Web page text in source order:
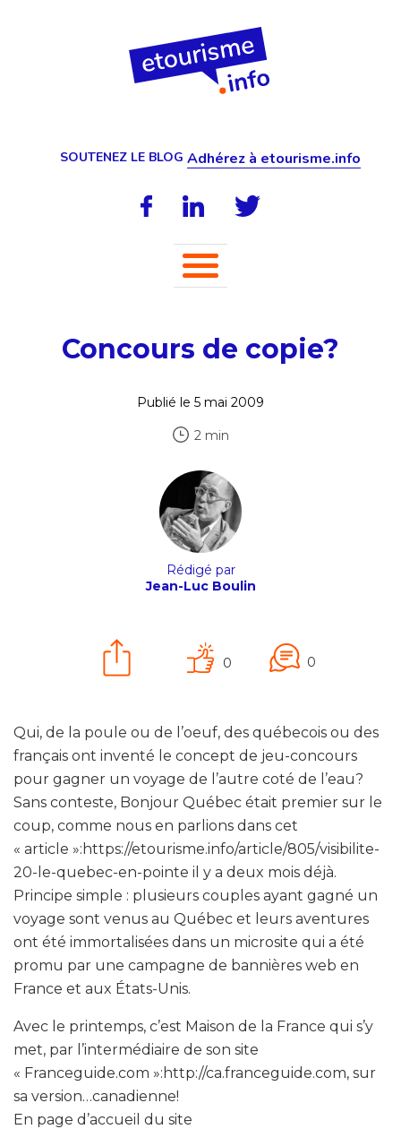
SOUTENEZ LE BLOG Adhérez à etourisme.info
Concours de copie?
Publié le 5 mai 2009
2 min
Rédigé par
Jean-Luc Boulin
0 0
Qui, de la poule ou de l’oeuf, des québecois ou des
français ont inventé le concept de jeu-concours
pour gagner un voyage de l’autre coté de l’eau?
Sans conteste, Bonjour Québec était premier sur le
coup, comme nous en parlions dans cet
« article »:https://etourisme.info/article/805/visibilite-
20-le-quebec-en-pointe il y a deux mois déjà.
Principe simple : plusieurs couples ayant gagné un
voyage sont venus au Québec et leurs aventures
ont été immortalisées dans un microsite qui a été
promu par une campagne de bannières web en
France et aux États-Unis.
Avec le printemps, c’est Maison de la France qui s’y
met, par l’intermédiaire de son site
« Franceguide.com »:http://ca.franceguide.com, sur
sa version…canadienne!
En page d’accueil du site